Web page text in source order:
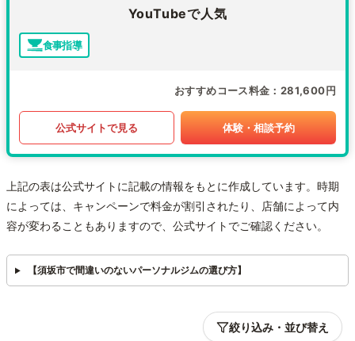
YouTubeで人気
食事指導
おすすめコース料金 281,600円
公式サイトで見る 体験・相談予約
上記の表は公式サイトに記載の情報をもとに作成しています。時期
によっては、キャンペーンで料金が割引されたり、店舗によって内
容が変わることもありますので、公式サイトでご確認ください。
【須坂市で間違いのないパーソナルジムの選び方】
絞り込み・並び替え